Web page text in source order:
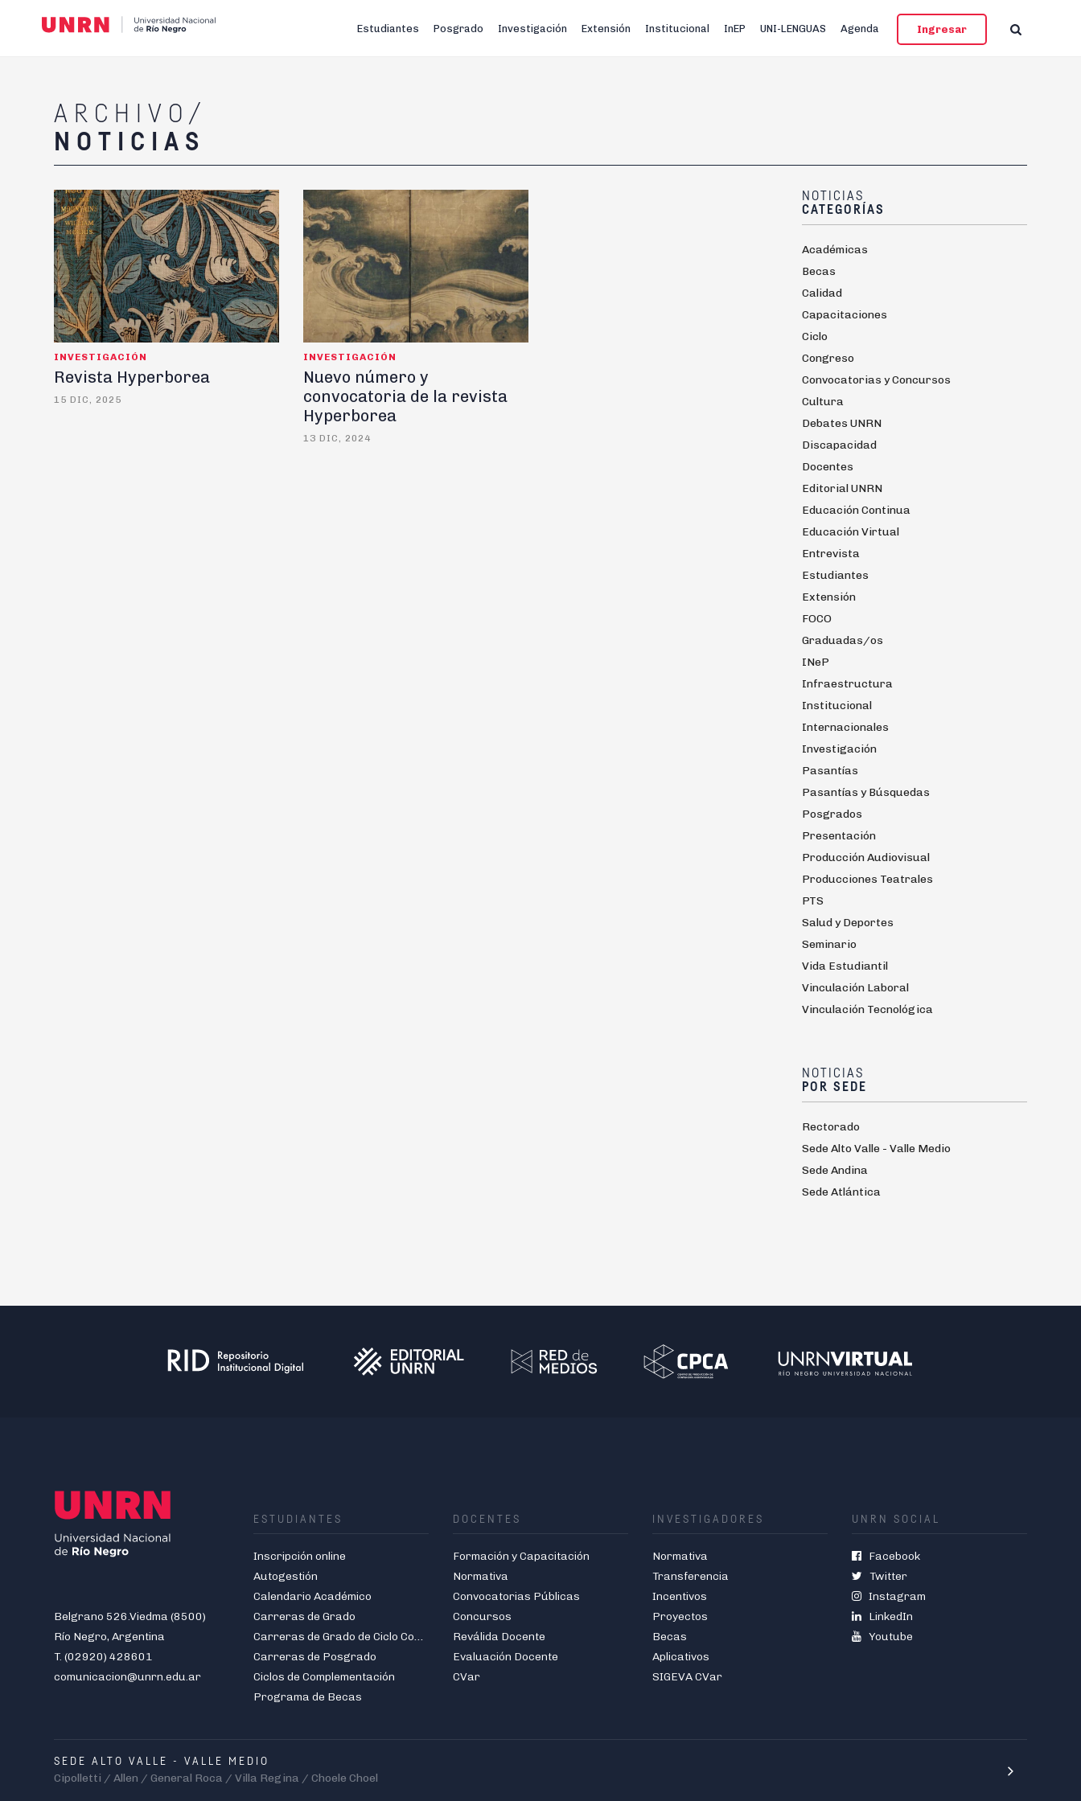
Estudiantes Posgrado Investigación Extensión Institucional InEP UNI-LENGUAS Agenda Ingresar
ARCHIVO/
NOTICIAS
INVESTIGACIÓN
Revista Hyperborea
15 DIC, 2025
INVESTIGACIÓN
Nuevo número y
convocatoria de la revista
Hyperborea
13 DIC, 2024
NOTICIAS
CATEGORÍAS
Académicas
Becas
Calidad
Capacitaciones
Ciclo
Congreso
Convocatorias y Concursos
Cultura
Debates UNRN
Discapacidad
Docentes
Editorial UNRN
Educación Continua
Educación Virtual
Entrevista
Estudiantes
Extensión
FOCO
Graduadas/os
INeP
Infraestructura
Institucional
Internacionales
Investigación
Pasantías
Pasantías y Búsquedas
Posgrados
Presentación
Producción Audiovisual
Producciones Teatrales
PTS
Salud y Deportes
Seminario
Vida Estudiantil
Vinculación Laboral
Vinculación Tecnológica
NOTICIAS
POR SEDE
Rectorado
Sede Alto Valle - Valle Medio
Sede Andina
Sede Atlántica
Belgrano 526.Viedma (8500)
Río Negro, Argentina
T. (02920) 428601
comunicacion@unrn.edu.ar
ESTUDIANTES
Inscripción online
Autogestión
Calendario Académico
Carreras de Grado
Carreras de Grado de Ciclo Corto
Carreras de Posgrado
Ciclos de Complementación
Programa de Becas
DOCENTES
Formación y Capacitación
Normativa
Convocatorias Públicas
Concursos
Reválida Docente
Evaluación Docente
CVar
INVESTIGADORES
Normativa
Transferencia
Incentivos
Proyectos
Becas
Aplicativos
SIGEVA CVar
UNRN SOCIAL
Facebook
Twitter
Instagram
LinkedIn
Youtube
SEDE ALTO VALLE - VALLE MEDIO
Cipolletti / Allen / General Roca / Villa Regina / Choele Choel